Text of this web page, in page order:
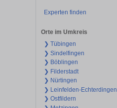
Experten finden
Orte im Umkreis
❯ Tübingen
❯ Sindelfingen
❯ Böblingen
❯ Filderstadt
❯ Nürtingen
❯ Leinfelden-Echterdingen
❯ Ostfildern